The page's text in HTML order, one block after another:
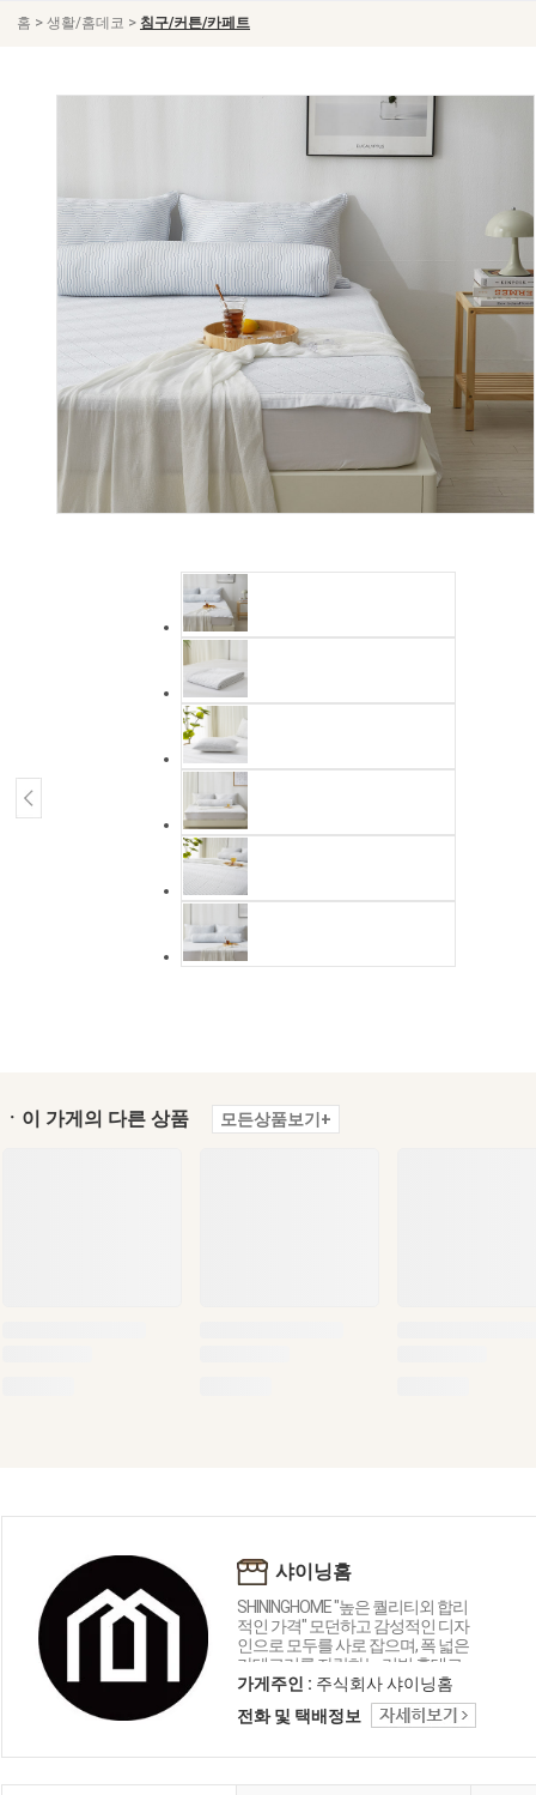
홈 > 생활/홈데코 > 침구/커튼/카페트
ㆍ이 가게의 다른 상품 모든상품보기+
샤이닝홈
SHININGHOME "높은 퀄리티외 합리
적인 가격" 모던하고 감성적인 디자
인으로 모두를 사로 잡으며, 폭 넓은
카테고리를 자랑하는 리빙 홈데코
인테리어 샤이닝홈입니다.
가게주인 : 주식회사 샤이닝홈
전화 및 택배정보